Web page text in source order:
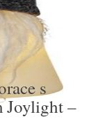
s
Joylight –